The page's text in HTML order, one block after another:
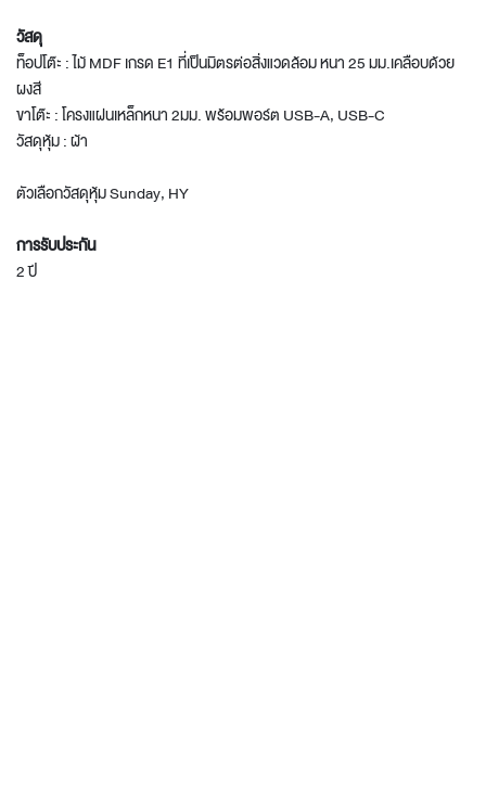
วัสดุ
ท็อปโต๊ะ : ไม้ MDF เกรด E1 ที่เป็นมิตรต่อสิ่งแวดล้อม หนา 25 มม.เคลือบด้วย
ผงสี
ขาโต๊ะ : โครงแผ่นเหล็กหนา 2มม. พร้อมพอร์ต USB-A, USB-C
วัสดุหุ้ม : ผ้า
ตัวเลือกวัสดุหุ้ม Sunday, HY
การรับประกัน
2 ปี